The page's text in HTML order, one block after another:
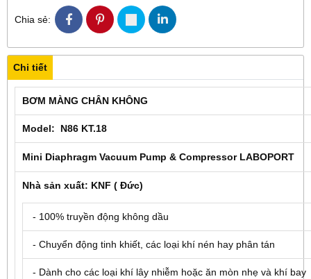
Chia sẻ:
Chi tiết
BƠM MÀNG CHÂN KHÔNG
Model: N86 KT.18
Mini Diaphragm Vacuum Pump & Compressor LABOPORT
Nhà sản xuất: KNF ( Đức)
- 100% truyền động không dầu
- Chuyển động tinh khiết, các loại khí nén hay phân tán
- Dành cho các loại khí lây nhiễm hoặc ăn mòn nhẹ và khí bay